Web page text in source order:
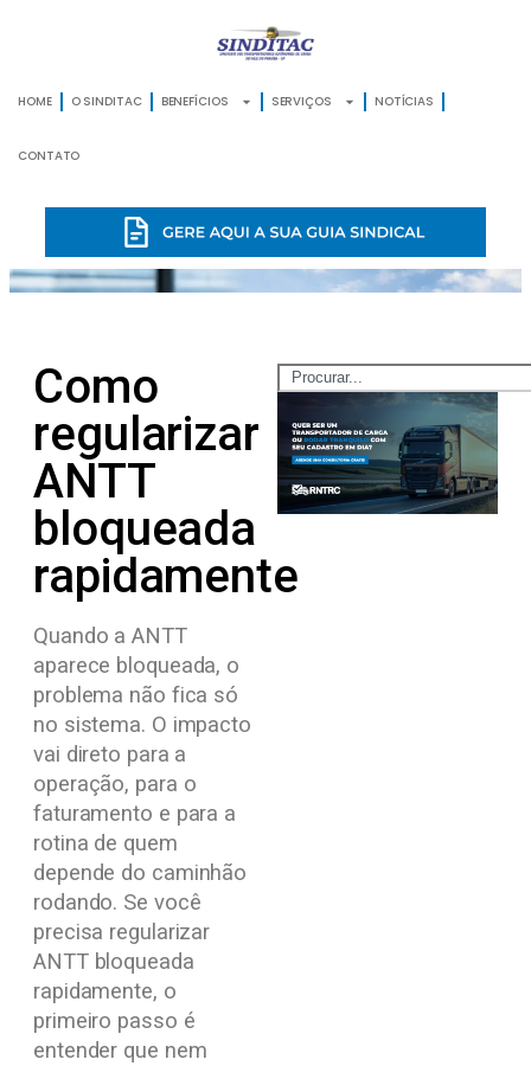
HOME O SINDITAC BENEFÍCIOS SERVIÇOS NOTÍCIAS
CONTATO
Como
regularizar
ANTT
bloqueada
rapidamente
Quando a ANTT
aparece bloqueada, o
problema não fica só
no sistema. O impacto
vai direto para a
operação, para o
faturamento e para a
rotina de quem
depende do caminhão
rodando. Se você
precisa regularizar
ANTT bloqueada
rapidamente, o
primeiro passo é
entender que nem